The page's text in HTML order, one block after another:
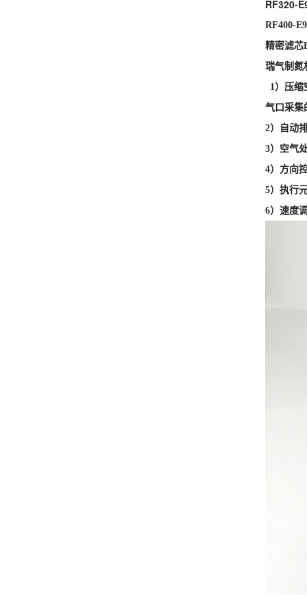
RF320-
RF400-E9
精密滤芯
瑞气制氮
1）压缩
气口采集
2）自动
3）空气
4）方向
5）执行
6）速度